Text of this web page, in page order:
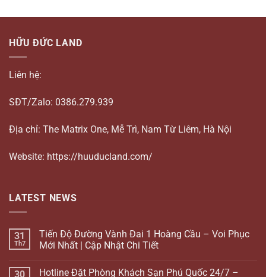
HỮU ĐỨC LAND
Liên hệ:
SĐT/Zalo: 0386.279.939
Địa chỉ: The Matrix One, Mễ Trì, Nam Từ Liêm, Hà Nội
Website: https://huuducland.com/
LATEST NEWS
31
Th7
Tiến Độ Đường Vành Đai 1 Hoàng Cầu – Voi Phục
Mới Nhất | Cập Nhật Chi Tiết
30 Hotline Đặt Phòng Khách Sạn Phú Quốc 24/7 –